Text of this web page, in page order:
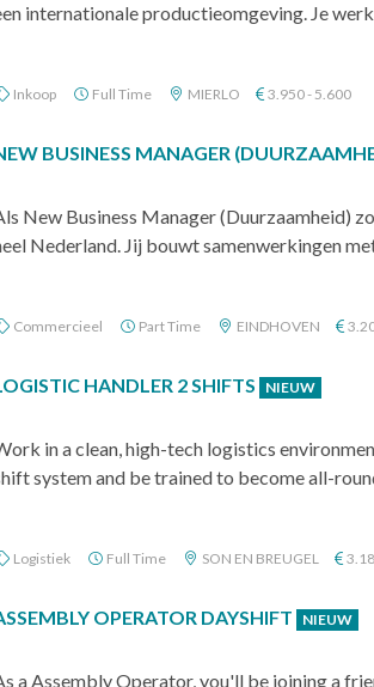
internationale productieomgeving. Je
Inkoop Full Time MIERLO 3.950 - 5.600
BUSINESS MANAGER
New Business Manager (Duurzaamheid)
Nederland. Jij bouwt samenwerkingen
Commercieel Part Time EINDHOVEN
HANDLER 2 SHIFTS NIEUW
in a clean, high-tech logistics
system and be trained to become all-
Logistiek Full Time SON EN BREUGEL
OPERATOR DAYSHIFT NIEUW
a Assembly Operator, you'll be joining a